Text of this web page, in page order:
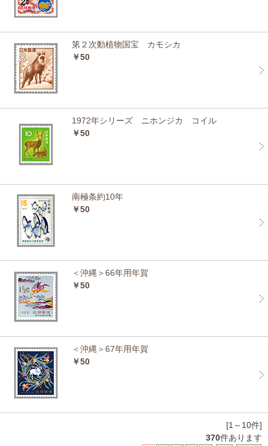
第２次動植物国宝 カモシカ
￥50
1972年シリーズ ニホンジカ コイル
￥50
南極条約10年
￥50
＜沖縄＞66年用年賀
￥50
＜沖縄＞67年用年賀
￥50
[1～10件]
370件あります